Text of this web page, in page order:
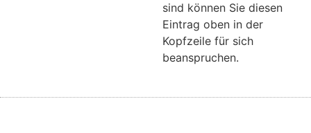
sind können Sie diesen
Eintrag oben in der
Kopfzeile für sich
beanspruchen.